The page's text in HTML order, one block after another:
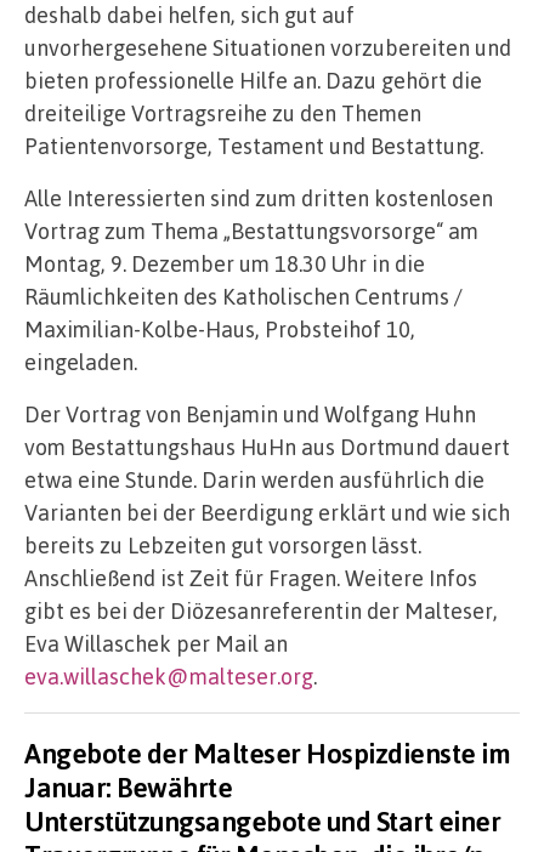
deshalb dabei helfen, sich gut auf
unvorhergesehene Situationen vorzubereiten und
bieten professionelle Hilfe an. Dazu gehört die
dreiteilige Vortragsreihe zu den Themen
Patientenvorsorge, Testament und Bestattung.
Alle Interessierten sind zum dritten kostenlosen
Vortrag zum Thema „Bestattungsvorsorge“ am
Montag, 9. Dezember um 18.30 Uhr in die
Räumlichkeiten des Katholischen Centrums /
Maximilian-Kolbe-Haus, Probsteihof 10,
eingeladen.
Der Vortrag von Benjamin und Wolfgang Huhn
vom Bestattungshaus HuHn aus Dortmund dauert
etwa eine Stunde. Darin werden ausführlich die
Varianten bei der Beerdigung erklärt und wie sich
bereits zu Lebzeiten gut vorsorgen lässt.
Anschließend ist Zeit für Fragen. Weitere Infos
gibt es bei der Diözesanreferentin der Malteser,
Eva Willaschek per Mail an
eva.willaschek@malteser.org.
Angebote der Malteser Hospizdienste im
Januar: Bewährte
Unterstützungsangebote und Start einer